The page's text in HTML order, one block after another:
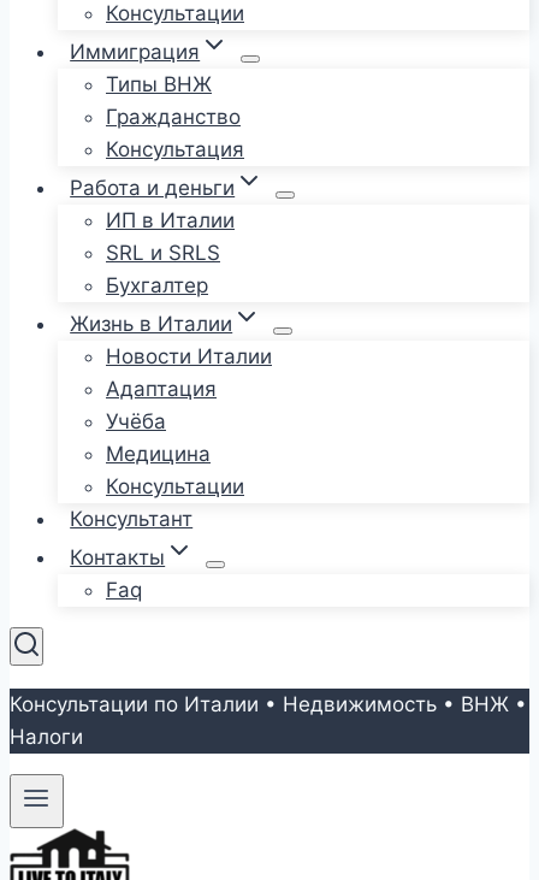
Консультации
Иммиграция
Типы ВНЖ
Гражданство
Консультация
Работа и деньги
ИП в Италии
SRL и SRLS
Бухгалтер
Жизнь в Италии
Новости Италии
Адаптация
Учёба
Медицина
Консультации
Консультант
Контакты
Faq
Консультации по Италии • Недвижимость • ВНЖ •
Налоги